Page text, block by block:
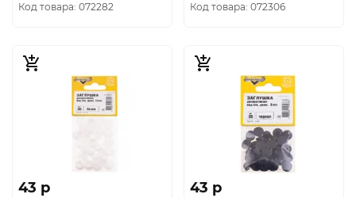
Код товара: 072282 Код товара: 072306
43 p 43 p